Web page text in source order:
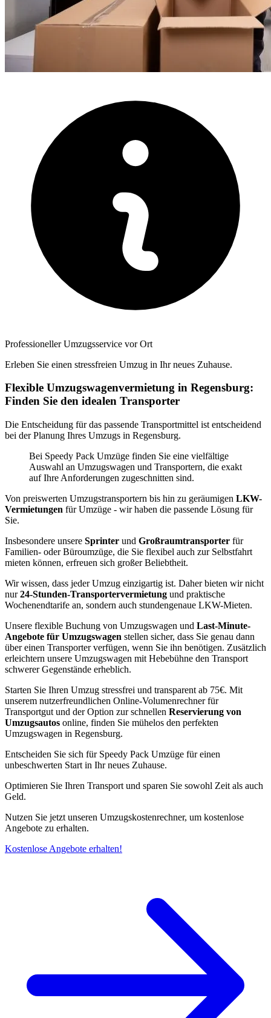
Professioneller Umzugsservice vor Ort
Erleben Sie einen stressfreien Umzug in Ihr neues Zuhause.
Flexible Umzugswagenvermietung in Regensburg:
Finden Sie den idealen Transporter
Die Entscheidung für das passende Transportmittel ist entscheidend
bei der Planung Ihres Umzugs in Regensburg.
Bei Speedy Pack Umzüge finden Sie eine vielfältige
Auswahl an Umzugswagen und Transportern, die exakt
auf Ihre Anforderungen zugeschnitten sind.
Von preiswerten Umzugstransportern bis hin zu geräumigen LKW-
Vermietungen für Umzüge - wir haben die passende Lösung für
Sie.
Insbesondere unsere Sprinter und Großraumtransporter für
Familien- oder Büroumzüge, die Sie flexibel auch zur Selbstfahrt
mieten können, erfreuen sich großer Beliebtheit.
Wir wissen, dass jeder Umzug einzigartig ist. Daher bieten wir nicht
nur24-Stunden-Transportervermietung und praktische
Wochenendtarife an, sondern auch stundengenaue LKW-Mieten.
Unsere flexible Buchung von Umzugswagen und Last-Minute-
Angebote für Umzugswagen stellen sicher, dass Sie genau dann
über einen Transporter verfügen, wenn Sie ihn benötigen. Zusätzlich
erleichtern unsere Umzugswagen mit Hebebühne den Transport
schwerer Gegenstände erheblich.
Starten Sie Ihren Umzug stressfrei und transparent ab 75€. Mit
unserem nutzerfreundlichen Online-Volumenrechner für
Transportgut und der Option zur schnellen Reservierung von
Umzugsautos online, finden Sie mühelos den perfekten
Umzugswagen in Regensburg.
Entscheiden Sie sich für Speedy Pack Umzüge für einen
unbeschwerten Start in Ihr neues Zuhause.
Optimieren Sie Ihren Transport und sparen Sie sowohl Zeit als auch
Geld.
Nutzen Sie jetzt unseren Umzugskostenrechner, um kostenlose
Angebote zu erhalten.
Kostenlose Angebote erhalten!